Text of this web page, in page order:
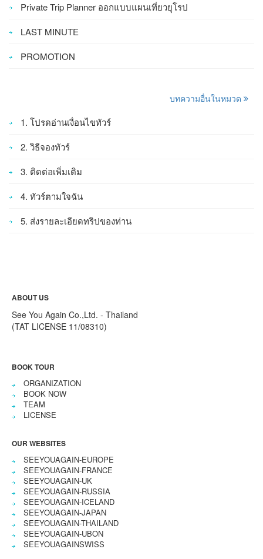
Private Trip Planner ออกแบบแผนเที่ยวยุโรป
LAST MINUTE
PROMOTION
บทความอื่นในหมวด
1. โปรดอ่านเงื่อนไขทัวร์
2. วิธีจองทัวร์
3. ติดต่อเพิ่มเติม
4. ทัวร์ตามใจฉัน
5. ส่งรายละเอียดทริปของท่าน
ABOUT US
See You Again Co.,Ltd. - Thailand
(TAT LICENSE 11/08310)
BOOK TOUR
ORGANIZATION
BOOK NOW
TEAM
LICENSE
OUR WEBSITES
SEEYOUAGAIN-EUROPE
SEEYOUAGAIN-FRANCE
SEEYOUAGAIN-UK
SEEYOUAGAIN-RUSSIA
SEEYOUAGAIN-ICELAND
SEEYOUAGAIN-JAPAN
SEEYOUAGAIN-THAILAND
SEEYOUAGAIN-UBON
SEEYOUAGAINSWISS